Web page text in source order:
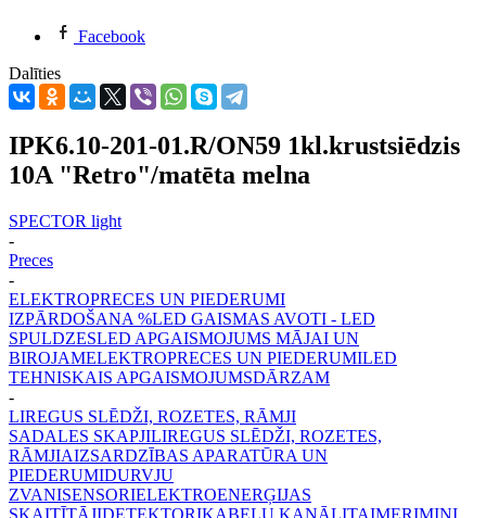
Facebook
Dalīties
IPK6.10-201-01.R/ON59 1kl.krustsiēdzis
10A "Retro"/matēta melna
SPECTOR light
-
Preces
-
ELEKTROPRECES UN PIEDERUMI
IZPĀRDOŠANA %LED GAISMAS AVOTI - LED
SPULDZESLED APGAISMOJUMS MĀJAI UN
BIROJAMELEKTROPRECES UN PIEDERUMILED
TEHNISKAIS APGAISMOJUMSDĀRZAM
-
LIREGUS SLĒDŽI, ROZETES, RĀMJI
SADALES SKAPJILIREGUS SLĒDŽI, ROZETES,
RĀMJIAIZSARDZĪBAS APARATŪRA UN
PIEDERUMIDURVJU
ZVANISENSORIELEKTROENERĢIJAS
SKAITĪTĀJIDETEKTORIKABEĻU KANĀLITAIMERIMINI